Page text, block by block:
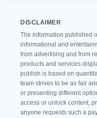
DISCLAIMER
The information published
informational and
from advertising and from
products and services
publish is based on
team strives to be as fair
or presenting different
access or unlock content,
anyone requests such a